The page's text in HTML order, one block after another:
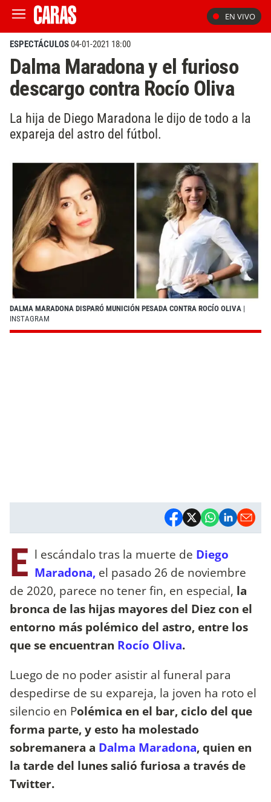
EN VIVO
ESPECTÁCULOS04-01-2021 18:00
Dalma Maradona y el furioso
descargo contra Rocío Oliva
La hija de Diego Maradona le dijo de todo a la
expareja del astro del fútbol.
DALMA MARADONA DISPARÓ MUNICIÓN PESADA CONTRA ROCÍO OLIVA |
INSTAGRAM
E l escándalo tras la muerte de Diego
Maradona, el pasado 26 de noviembre
de 2020, parece no tener fin, en especial, la
bronca de las hijas mayores del Diez con el
entorno más polémico del astro, entre los
que se encuentran Rocío Oliva.
Luego de no poder asistir al funeral para
despedirse de su expareja, la joven ha roto el
silencio en Polémica en el bar, ciclo del que
forma parte, y esto ha molestado
sobremanera a Dalma Maradona, quien en
la tarde del lunes salió furiosa a través de
Twitter.